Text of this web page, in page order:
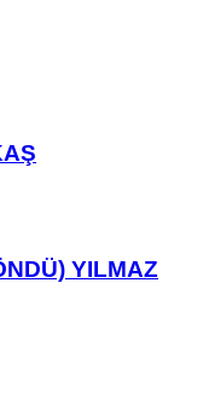
YILMAZ